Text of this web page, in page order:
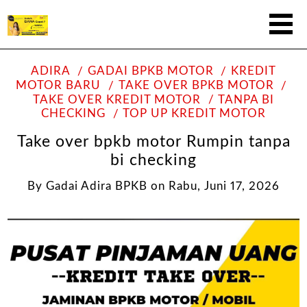
ADIRA GADAI BPKB MOTOR
KREDIT
MOTOR BARU
TAKE OVER BPKB MOTOR
TAKE OVER KREDIT MOTOR
TANPA BI
CHECKING
TOP UP KREDIT MOTOR
Take over bpkb motor Rumpin tanpa
bi checking
By Gadai Adira BPKB on Rabu, Juni 17, 2026